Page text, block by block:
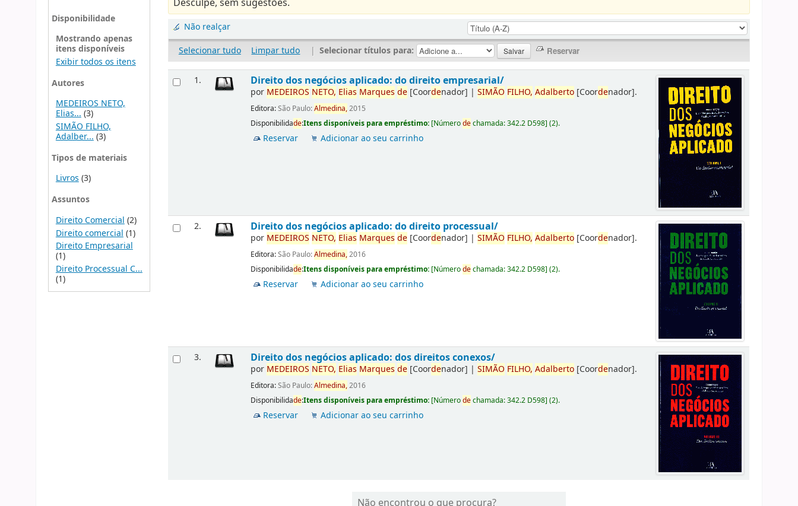
Disponibilidade
Mostrando apenas
itens disponíveis
Exibir todos os itens
Autores
MEDEIROS NETO,
Elias...(3)
SIMÃO FILHO,
Adalber... (3)
Tipos de materiais
Livros(3)
Assuntos
Direito Comercial (2)
Direito comercial (1)
Direito Empresarial
(1)
Direito Processual C...
(1)
Desculpe, sem sugestões.
Não realçar
Selecionar tudo
Limpar tudo | Selecionar títulos para:
1. Direito dos negócios aplicado: do direito empresarial/
por MEDEIROS NETO, Elias Marques de [Coordenador] |SIMÃO FILHO, Adalberto [Coordenador].
Editora:São Paulo:Almedina,2015
Disponibilidade:Itens disponíveis para empréstimo: [Númerodechamada:342.2 D598](2).
Reservar Adicionar ao seu carrinho
2. Direito dos negócios aplicado: do direito processual/
por MEDEIROS NETO, Elias Marques de [Coordenador] |SIMÃO FILHO, Adalberto [Coordenador].
Editora:São Paulo:Almedina,2016
Disponibilidade:Itens disponíveis para empréstimo: [Númerodechamada:342.2 D598](2).
Reservar Adicionar ao seu carrinho
3. Direito dos negócios aplicado: dos direitos conexos/
por MEDEIROS NETO, Elias Marques de [Coordenador] |SIMÃO FILHO, Adalberto [Coordenador].
Editora:São Paulo:Almedina,2016
Disponibilidade:Itens disponíveis para empréstimo: [Númerodechamada:342.2 D598](2).
Reservar Adicionar ao seu carrinho